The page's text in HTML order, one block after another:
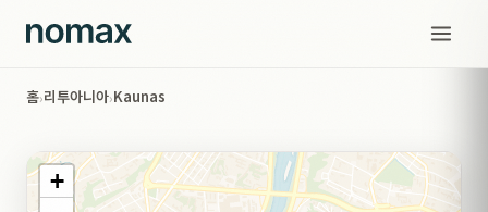
홈›리투아니아›Kaunas
+